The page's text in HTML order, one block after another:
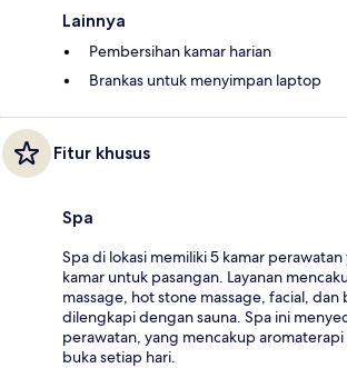
Lainnya
Pembersihan kamar harian
Brankas untuk menyimpan laptop
Fitur khusus
Spa
Spa di lokasi memiliki 5 kamar
kamar untuk pasangan. Layanan
massage, hot stone massage, facial,
dilengkapi dengan sauna. Spa ini
perawatan, yang mencakup
buka setiap hari.